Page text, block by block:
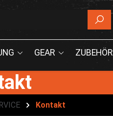
GEAR ZUBEHÖR
Kontakt